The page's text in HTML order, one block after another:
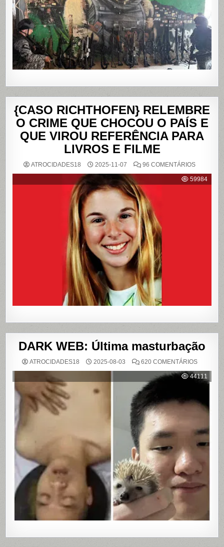
PENHA,
NO
RIO
{CASO RICHTHOFEN} RELEMBRE
O CRIME QUE CHOCOU O PAÍS E
QUE VIROU REFERÊNCIA PARA
LIVROS E FILME
ATROCIDADES18 2025-11-07 96 COMENTÁRIOSEM
59984
DARK WEB: Última masturbação
ATROCIDADES18 2025-08-03 620 COMENTÁRIOSEM
WEB:
ÚLTIMA
44111